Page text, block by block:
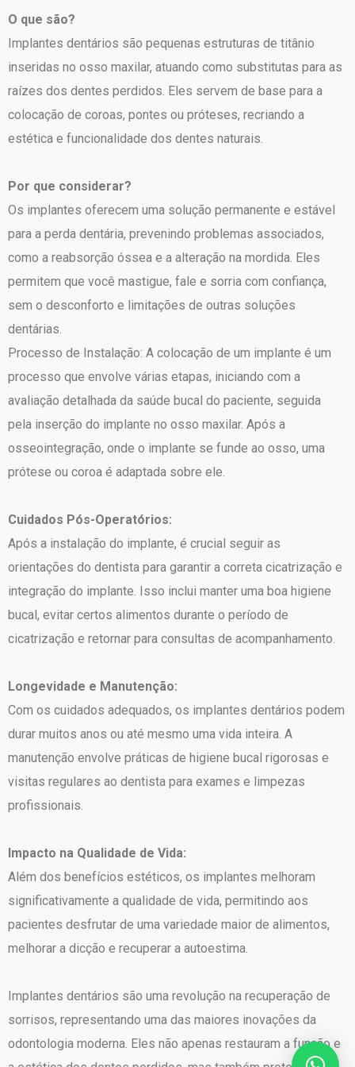
O que são?
Implantes dentários são pequenas estruturas de titânio
inseridas no osso maxilar, atuando como substitutas para as
raízes dos dentes perdidos. Eles servem de base para a
colocação de coroas, pontes ou próteses, recriando a
estética e funcionalidade dos dentes naturais.
Por que considerar?
Os implantes oferecem uma solução permanente e estável
para a perda dentária, prevenindo problemas associados,
como a reabsorção óssea e a alteração na mordida. Eles
permitem que você mastigue, fale e sorria com confiança,
sem o desconforto e limitações de outras soluções
dentárias.
Processo de Instalação: A colocação de um implante é um
processo que envolve várias etapas, iniciando com a
avaliação detalhada da saúde bucal do paciente, seguida
pela inserção do implante no osso maxilar. Após a
osseointegração, onde o implante se funde ao osso, uma
prótese ou coroa é adaptada sobre ele.
Cuidados Pós-Operatórios:
Após a instalação do implante, é crucial seguir as
orientações do dentista para garantir a correta cicatrização e
integração do implante. Isso inclui manter uma boa higiene
bucal, evitar certos alimentos durante o período de
cicatrização e retornar para consultas de acompanhamento.
Longevidade e Manutenção:
Com os cuidados adequados, os implantes dentários podem
durar muitos anos ou até mesmo uma vida inteira. A
manutenção envolve práticas de higiene bucal rigorosas e
visitas regulares ao dentista para exames e limpezas
profissionais.
Impacto na Qualidade de Vida:
Além dos benefícios estéticos, os implantes melhoram
significativamente a qualidade de vida, permitindo aos
pacientes desfrutar de uma variedade maior de alimentos,
melhorar a dicção e recuperar a autoestima.
Implantes dentários são uma revolução na recuperação de
sorrisos, representando uma das maiores inovações da
odontologia moderna. Eles não apenas restauram a função e